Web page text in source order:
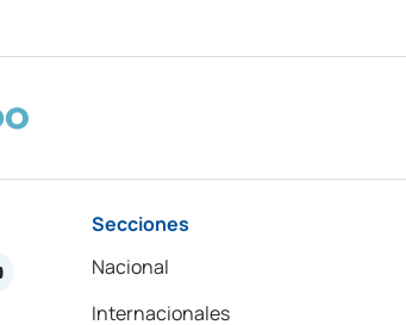
Secciones
Nacional
Internacionales